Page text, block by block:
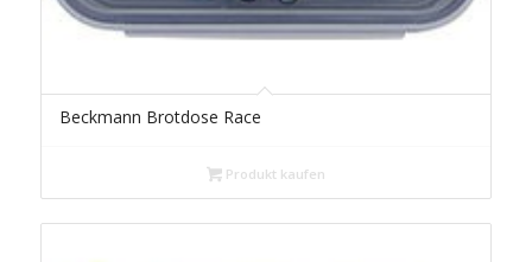
Beckmann Brotdose Race
Produkt kaufen